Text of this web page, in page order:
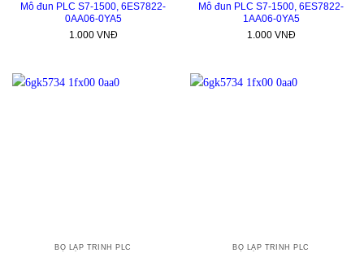
Mô đun PLC S7-1500, 6ES7822-
0AA06-0YA5
1.000VNĐ
Mô đun PLC S7-1500, 6ES7822-
1AA06-0YA5
1.000VNĐ
BỘ LẬP TRÌNH PLC BỘ LẬP TRÌNH PLC